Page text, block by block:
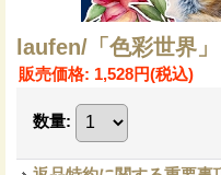
laufen/「色彩世界」
販売価格: 1,528円(税込)
数量: